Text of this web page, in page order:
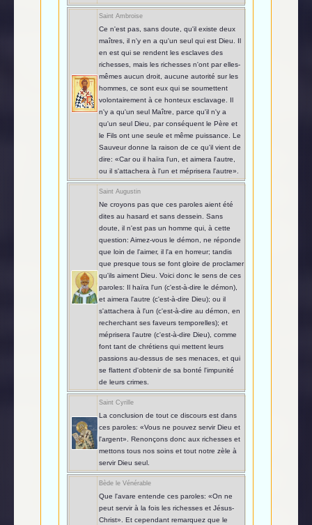
Saint Ambroise
Ce n'est pas, sans doute, qu'il existe deux
maîtres, il n'y en a qu'un seul qui est Dieu. Il
en est qui se rendent les esclaves des
richesses, mais les richesses n'ont par elles-
mêmes aucun droit, aucune autorité sur les
hommes, ce sont eux qui se soumettent
volontairement à ce honteux esclavage. Il
n'y a qu'un seul Maître, parce qu'il n'y a
qu'un seul Dieu, par conséquent le Père et
le Fils ont une seule et même puissance. Le
Sauveur donne la raison de ce qu'il vient de
dire: «Car ou il haïra l'un, et aimera l'autre,
ou il s'attachera à l'un et méprisera l'autre».
Saint Augustin
Ne croyons pas que ces paroles aient été
dites au hasard et sans dessein. Sans
doute, il n'est pas un homme qui, à cette
question: Aimez-vous le démon, ne réponde
que loin de l'aimer, il l'a en horreur; tandis
que presque tous se font gloire de proclamer
qu'ils aiment Dieu. Voici donc le sens de ces
paroles: Il haïra l'un (c'est-à-dire le démon),
et aimera l'autre (c'est-à-dire Dieu); ou il
s'attachera à l'un (c'est-à-dire au démon, en
recherchant ses faveurs temporelles); et
méprisera l'autre (c'est-à-dire Dieu), comme
font tant de chrétiens qui mettent leurs
passions au-dessus de ses menaces, et qui
se flattent d'obtenir de sa bonté l'impunité
de leurs crimes.
Saint Cyrille
La conclusion de tout ce discours est dans
ces paroles: «Vous ne pouvez servir Dieu et
l'argent». Renonçons donc aux richesses et
mettons tous nos soins et tout notre zèle à
servir Dieu seul.
Bède le Vénérable
Que l'avare entende ces paroles: «On ne
peut servir à la fois les richesses et Jésus-
Christ». Et cependant remarquez que le